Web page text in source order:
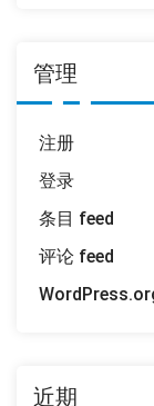
管理
注册
登录
条目 feed
评论 feed
近期